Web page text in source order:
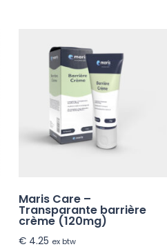
Maris Care –
Transparante barrière
crème (120mg)
€4.25 ex btw